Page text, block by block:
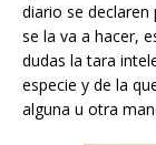
diario se declaren
se la va a hacer,
dudas la tara
especie y de la
alguna u otra